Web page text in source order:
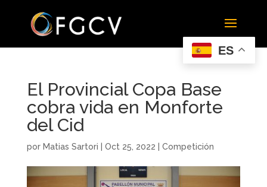
El Provincial Copa Base
cobra vida en Monforte
del Cid
por Matias Sartori Oct 25, 2022 Competición
ES